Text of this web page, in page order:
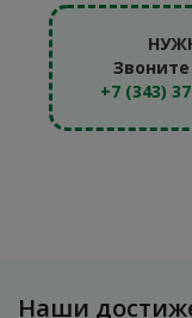
+7 (343)
Наши